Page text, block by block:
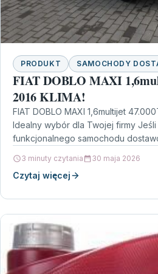
PRODUKT SAMOCHODY
FIAT DOBLO MAXI
2016 KLIMA!
FIAT DOBLO MAXI 1,6multijet
Idealny wybór dla Twojej firmy
funkcjonalnego samochodu
3 minuty czytania 30 maja 2026
Czytaj więcej